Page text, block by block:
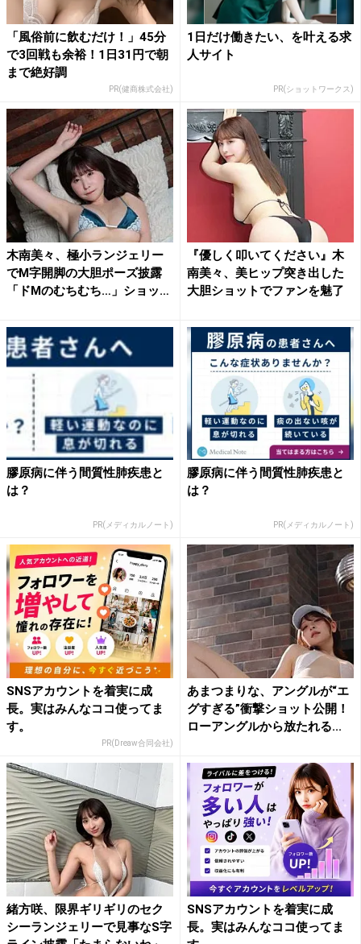
「風俗前に飲むだけ！」45分
で3回戦も余裕！1日31円で朝
まで絶好調
PR(健商株式会社)
1日だけ働きたい、を叶える求
人サイト
PR(ショットワークス)
木南美々、極小ランジェリー
でM字開脚の大胆ポーズ披露
「ドMのむちむち…」ショッ
『優しく叩いてください』木
南美々、美ヒップ突き出した
大胆ショットでファンを魅了
膠原病に伴う間質性肺疾患と
は？
PR(メディカルノート)
膠原病に伴う間質性肺疾患と
は？
PR(メディカルノート)
SNSアカウントを着実に成
長。実はみんなココ使ってま
す。
PR(Dreaw合同会社)
あまつまりな、アングルが“エ
グすぎる”衝撃ショット公開！
ローアングルから放たれる...
緒方咲、限界ギリギリのセク
シーランジェリーで見事なS字
SNSアカウントを着実に成
長。実はみんなココ使ってま